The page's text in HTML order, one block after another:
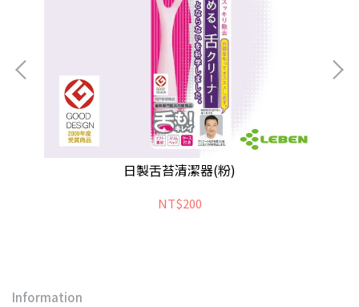
日製舌苔清潔器(粉)
NT$200
Information